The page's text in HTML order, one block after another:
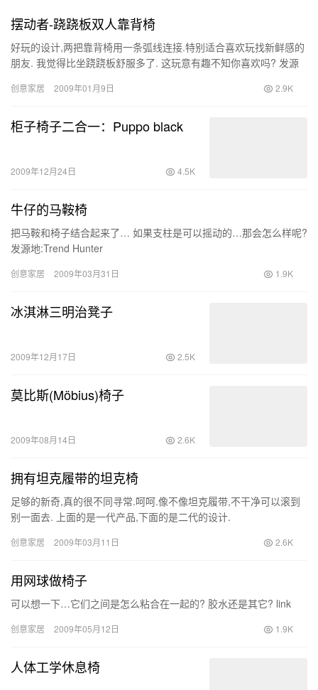
摆动者-跷跷板双人靠背椅
好玩的设计,两把靠背椅用一条弧线连接.特别适合喜欢玩找新鲜感的
朋友. 我觉得比坐跷跷板舒服多了. 这玩意有趣不知你喜欢吗? 发源
创意家居 2009年01月9日 2.9K
柜子椅子二合一：Puppo black
2009年12月24日 4.5K
牛仔的马鞍椅
把马鞍和椅子结合起来了… 如果支柱是可以摇动的…那会怎么样呢?
发源地:Trend Hunter
创意家居 2009年03月31日 1.9K
冰淇淋三明治凳子
2009年12月17日 2.5K
莫比斯(Möbius)椅子
2009年08月14日 2.6K
拥有坦克履带的坦克椅
足够的新奇,真的很不同寻常.呵呵.像不像坦克履带,不干净可以滚到
别一面去. 上面的是一代产品,下面的是二代的设计.
创意家居 2009年03月11日 2.6K
用网球做椅子
可以想一下…它们之间是怎么粘合在一起的? 胶水还是其它? link
创意家居 2009年05月12日 1.9K
人体工学休息椅